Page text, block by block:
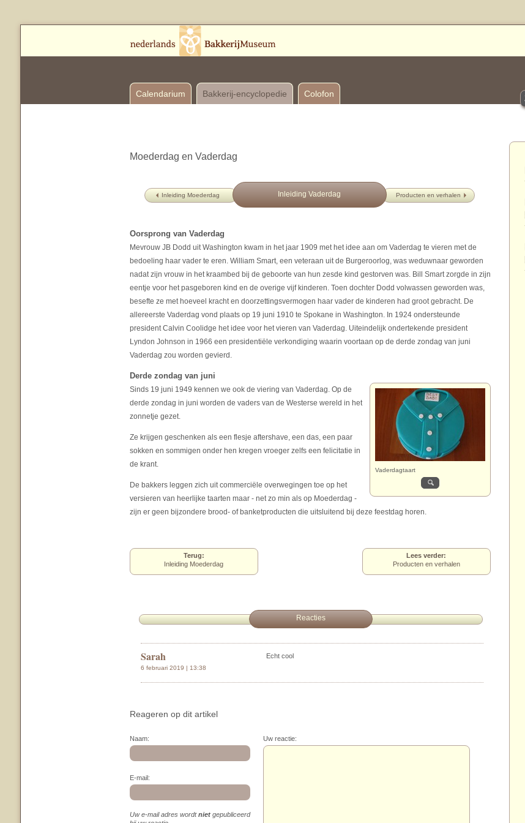
Calendarium Bakkerij-encyclopedie Colofon
Moederdag en Vaderdag
Inleiding Moederdag Producten en verhalen
Inleiding Vaderdag
Oorsprong van Vaderdag
Mevrouw JB Dodd uit Washington kwam in het jaar 1909 met het idee aan om Vaderdag te vieren met de
bedoeling haar vader te eren. William Smart, een veteraan uit de Burgeroorlog, was weduwnaar geworden
nadat zijn vrouw in het kraambed bij de geboorte van hun zesde kind gestorven was. Bill Smart zorgde in zijn
eentje voor het pasgeboren kind en de overige vijf kinderen. Toen dochter Dodd volwassen geworden was,
besefte ze met hoeveel kracht en doorzettingsvermogen haar vader de kinderen had groot gebracht. De
allereerste Vaderdag vond plaats op 19 juni 1910 te Spokane in Washington. In 1924 ondersteunde
president Calvin Coolidge het idee voor het vieren van Vaderdag. Uiteindelijk ondertekende president
Lyndon Johnson in 1966 een presidentiële verkondiging waarin voortaan op de derde zondag van juni
Vaderdag zou worden gevierd.
Derde zondag van juni
Vaderdagtaart
Sinds 19 juni 1949 kennen we ook de viering van Vaderdag. Op de
derde zondag in juni worden de vaders van de Westerse wereld in het
zonnetje gezet.
Ze krijgen geschenken als een flesje aftershave, een das, een paar
sokken en sommigen onder hen kregen vroeger zelfs een felicitatie in
de krant.
De bakkers leggen zich uit commerciële overwegingen toe op het
versieren van heerlijke taarten maar - net zo min als op Moederdag -
zijn er geen bijzondere brood- of banketproducten die uitsluitend bij deze feestdag horen.
Terug:
Inleiding Moederdag
Lees verder:
Producten en verhalen
Reacties
Sarah
6 februari 2019 | 13:38
Echt cool
Reageren op dit artikel
Naam:
E-mail:
Uw e-mail adres wordtnietgepubliceerd
Uw reactie: